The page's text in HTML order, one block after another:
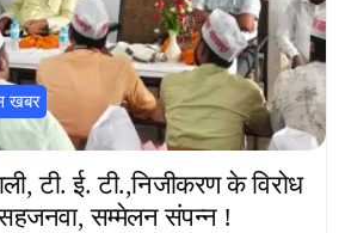
खबर
टी. ई. टी.,निजीकरण के विरोध
सम्मेलन संपन्न !